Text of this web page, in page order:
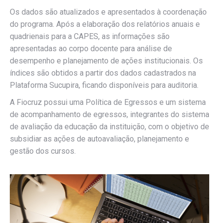
Os dados são atualizados e apresentados à coordenação
do programa. Após a elaboração dos relatórios anuais e
quadrienais para a CAPES, as informações são
apresentadas ao corpo docente para análise de
desempenho e planejamento de ações institucionais. Os
índices são obtidos a partir dos dados cadastrados na
Plataforma Sucupira, ficando disponíveis para auditoria.
A Fiocruz possui uma Política de Egressos e um sistema
de acompanhamento de egressos, integrantes do sistema
de avaliação da educação da instituição, com o objetivo de
subsidiar as ações de autoavaliação, planejamento e
gestão dos cursos.